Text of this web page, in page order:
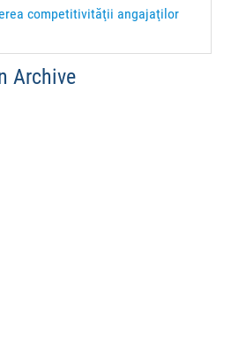
competitivităţii angajaţilor
Archive